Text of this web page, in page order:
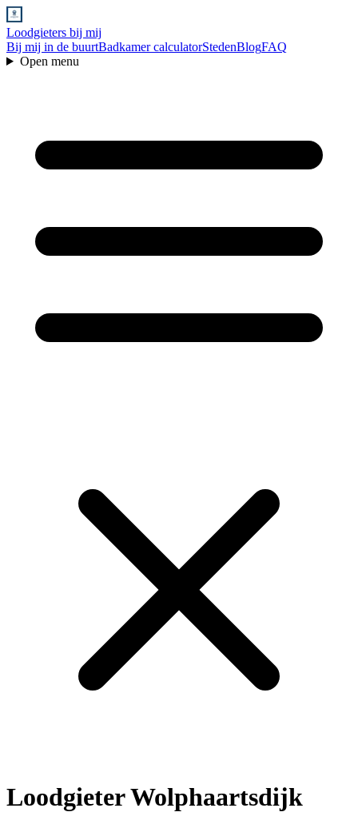
Loodgieters bij mij
Bij mij in de buurtBadkamer calculatorStedenBlogFAQ
Open menu
LoodgieterWolphaartsdijk